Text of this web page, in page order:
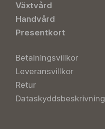
Växtvård
Handvård
Presentkort
Betalningsvillkor
Leveransvillkor
Retur
Dataskyddsbeskrivning